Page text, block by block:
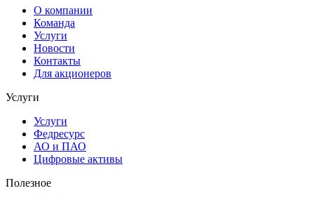
О компании
Команда
Услуги
Новости
Контакты
Для акционеров
Услуги
Услуги
Федресурс
АО и ПАО
Цифровые активы
Полезное